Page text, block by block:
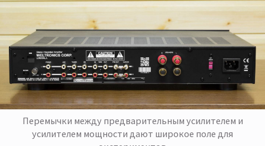
Перемычки между предварительным усилителем и
усилителем мощности дают широкое поле для